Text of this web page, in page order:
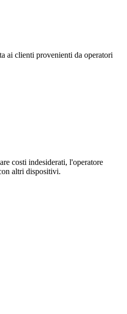
ai clienti provenienti da operatori
costi indesiderati, l'operatore
altri dispositivi.